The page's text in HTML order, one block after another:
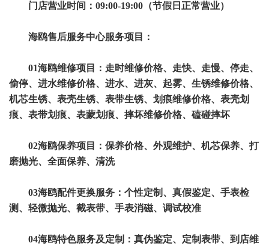
门店营业时间：09:00-19:00（节假日正常营业）
海鸥售后服务中心服务项目：
01海鸥维修项目：走时维修价格、走快、走慢、停走、
偷停、进水维修价格、进水、进灰、起雾、生锈维修价格、
机芯生锈、表壳生锈、表带生锈、划痕维修价格、表壳划
痕、表带划痕、表蒙划痕、摔坏维修价格、磕碰摔坏
02海鸥保养项目：保养价格、外观维护、机芯保养、打
磨抛光、全面保养、清洗
03海鸥配件更换服务：个性定制、真假鉴定、手表检
测、轻微抛光、截表带、手表消磁、调试校准
04海鸥特色服务及定制：真伪鉴定、定制表带、到店维